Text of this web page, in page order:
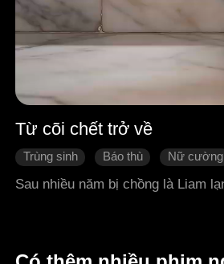
Từ cõi chết trở về
Trùng sinh Báo thù
Nữ cường
Ân oán nhà giàu
Thời trung cổ